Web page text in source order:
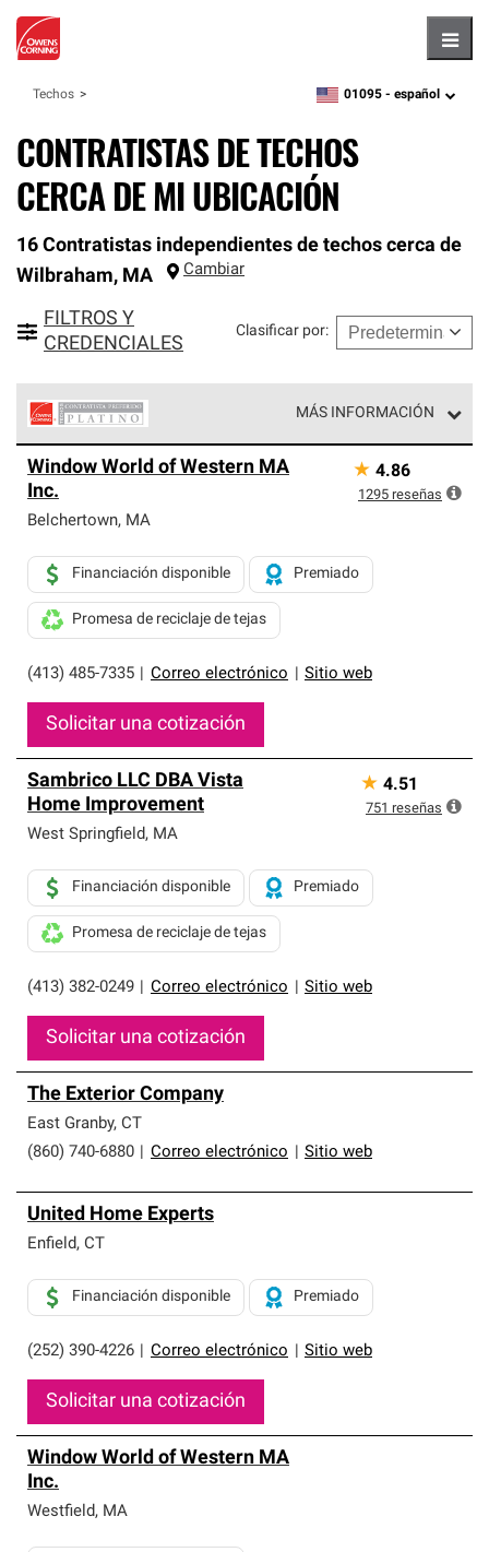
Techos zipcode,language
01095 - español
CONTRATISTAS DE TECHOS
CERCA DE MI UBICACIÓN
16 Contratistas independientes de techos cerca de
Wilbraham, MA Cambiar
FILTROS Y
CREDENCIALES
Clasificar por:
MÁS INFORMACIÓN
Corning constituyen el nivel superior de nuestra red
exclusiva y cumplen con estándares estrictos de
profesionalismo, confiabilidad y destreza incomparable.
sistemas de techos.
Window World of Western MA
Inc.
Belchertown, MA
(413) 485-7335 Correo electrónico Sitio web
Financiación disponible Premiado
Promesa de reciclaje de tejas
Solicitar una cotización
★ 4.86
1295 reseñas
Sambrico LLC DBA Vista
Home Improvement
West Springfield, MA
(413) 382-0249 Correo electrónico Sitio web
Financiación disponible Premiado
Promesa de reciclaje de tejas
Solicitar una cotización
★ 4.51
751 reseñas
The Exterior Company
East Granby, CT
(860) 740-6880
Correo electrónico Sitio web
United Home Experts
Enfield, CT
(252) 390-4226 Correo electrónico Sitio web
Financiación disponible Premiado
Solicitar una cotización
Window World of Western MA
Inc.
Westfield, MA